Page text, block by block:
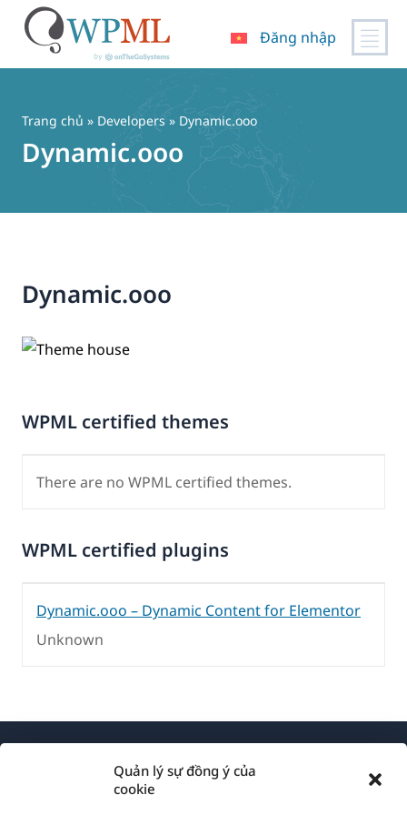
Quản lý sự đồng ý của
cookie
Đăng nhập
Trang chủ » Developers » Dynamic.ooo
Dynamic.ooo
Dynamic.ooo
WPML certified themes
There are no WPML certified themes.
WPML certified plugins
Dynamic.ooo – Dynamic Content for Elementor
Unknown